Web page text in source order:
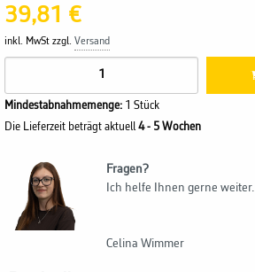
39,81 €
inkl. MwSt zzgl. Versand
Mindestabnahmemenge:
1 Stück
Die Lieferzeit beträgt aktuell 4 - 5 Wochen
Fragen?
Ich helfe Ihnen gerne weiter.
Celina Wimmer